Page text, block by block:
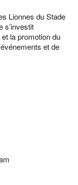
Lionnes du Stade
s’investit
la promotion du
et de